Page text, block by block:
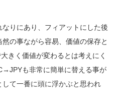
なりにあり、フィアットにした後
の事ながら容易、価値の保存と
きく価値が変わるとは考えにく
も非常に簡単に替える事が
て一番に頭に浮かぶと思われ